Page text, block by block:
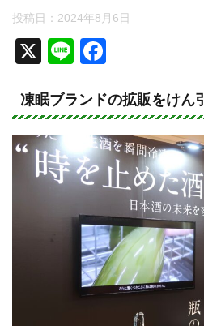
投稿日： 2024年8月6日
X
Li
e
c
e
b
o
k
凍眠ブランドの拡販をけん引